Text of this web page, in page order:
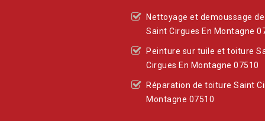
Nettoyage et demoussage
Saint Cirgues En Montagne
Peinture sur tuile et toiture
Cirgues En Montagne 07510
Réparation de toiture Saint
Montagne 07510